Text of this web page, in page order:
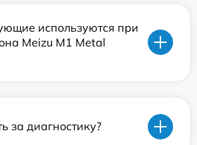
используются при
Meizu M1 Metal
за диагностику?